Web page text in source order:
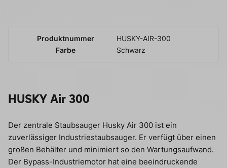
Produktnummer
HUSKY-AIR-300
Farbe
Schwarz
HUSKY Air 300
Der zentrale Staubsauger Husky Air 300 ist ein
zuverlässiger Industriestaubsauger. Er verfügt über einen
großen Behälter und minimiert so den Wartungsaufwand.
Der Bypass-Industriemotor hat eine beeindruckende